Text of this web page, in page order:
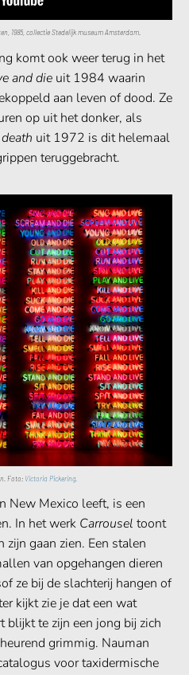
1985, collectie Stedelijk museum Amsterdam.
komt ook weer terug in het
and die uit 1984 waarin
aan leven of dood. Ze
op uit het donker, als
uit 1972 is dit helemaal
teruggebracht.
Foto: Victoria Pickering.
New Mexico leeft, is een
In het werk Carrousel toont
gaan zien. Een stalen
van opgehangen dieren
ze bij de slachterij hangen of
kijkt zie je dat een wat
blijkt te zijn een jong bij zich
grimmig. Nauman
voor taxidermische